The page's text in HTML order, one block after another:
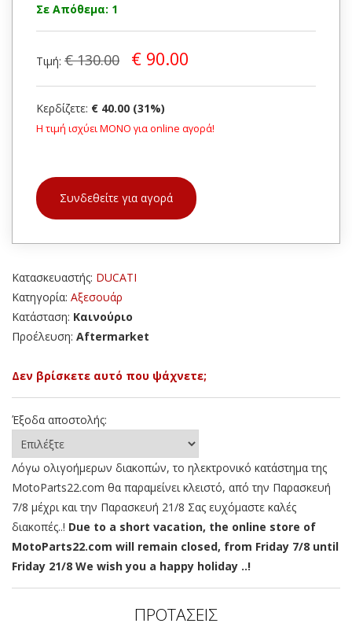
Σε Απόθεμα: 1
Τιμή: € 130.00 € 90.00
Κερδίζετε: € 40.00 (31%)
Η τιμή ισχύει ΜΟΝΟ για online αγορά!
Συνδεθείτε για αγορά
Κατασκευαστής: DUCATI
Κατηγορία: Αξεσουάρ
Κατάσταση: Καινούριο
Προέλευση: Aftermarket
Δεν βρίσκετε αυτό που ψάχνετε;
Έξοδα αποστολής:
Λόγω ολιγοήμερων διακοπών, το ηλεκτρονικό κατάστημα της
MotoParts22.com θα παραμείνει κλειστό, από την Παρασκευή
7/8 μέχρι και την Παρασκευή 21/8 Σας ευχόμαστε καλές
διακοπές..! Due to a short vacation, the online store of
MotoParts22.com will remain closed, from Friday 7/8 until
Friday 21/8 We wish you a happy holiday ..!
ΠΡΟΤΑΣΕΙΣ